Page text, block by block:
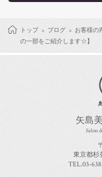
トップ ブログ お客様の
の一部をご紹介します☆】
矢島
Salon
東京都杉
TEL.03-